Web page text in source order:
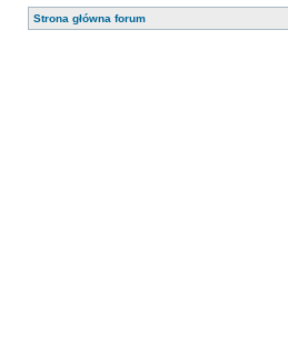
Strona główna forum